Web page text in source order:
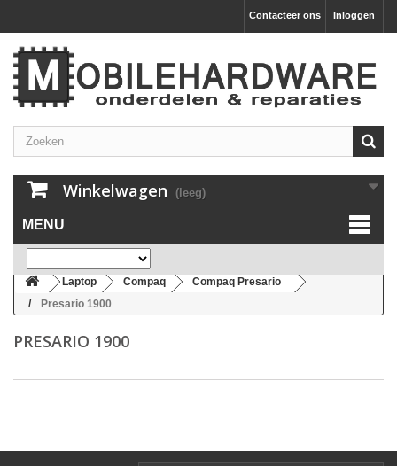
Inloggen
Contacteer ons
Winkelwagen (leeg)
MENU
Laptop Compaq
Compaq Presario
Presario 1900
PRESARIO 1900